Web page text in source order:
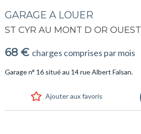
GARAGE A LOUER
ST CYR AU MONT D OR OUEST
68 € charges comprises par mois
Garage n° 16 situé au 14 rue Albert Falsan.
Ajouter aux favoris